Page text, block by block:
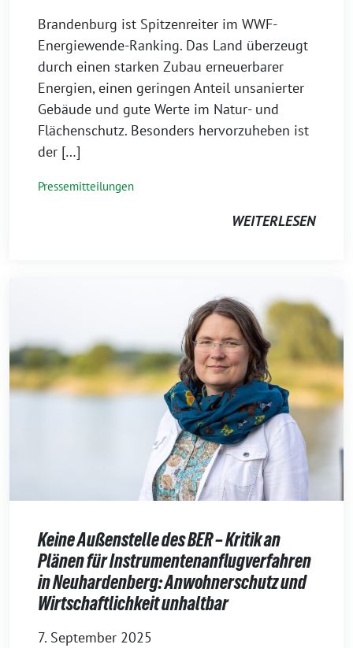
Brandenburg ist Spitzenreiter im WWF-
Energiewende-Ranking. Das Land überzeugt
durch einen starken Zubau erneuerbarer
Energien, einen geringen Anteil unsanierter
Gebäude und gute Werte im Natur- und
Flächenschutz. Besonders hervorzuheben ist
der […]
Pressemitteilungen
WEITERLESEN
Keine Außenstelle des BER – Kritik an
Plänen für Instrumentenanflugverfahren
in Neuhardenberg: Anwohnerschutz und
Wirtschaftlichkeit unhaltbar
7. September 2025